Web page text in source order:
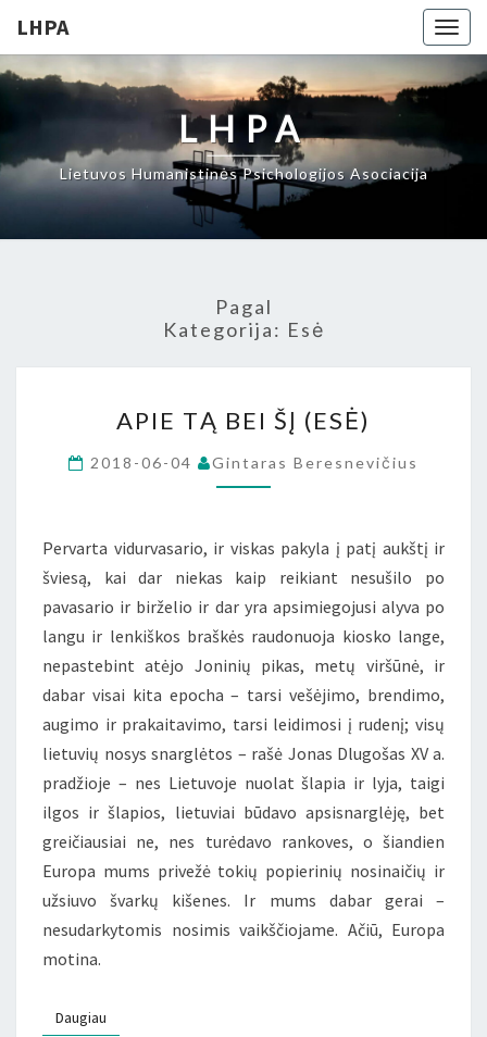
LHPA
LHPA
Lietuvos Humanistinės Psichologijos Asociacija
Pagal
Kategorija: Esė
TĄ
BEI
ŠĮ
APIE TĄ BEI ŠĮ (ESĖ)
2018-06-04 Gintaras Beresnevičius
Pervarta vidurvasario, ir viskas pakyla į patį aukštį ir
šviesą, kai dar niekas kaip reikiant nesušilo po
pavasario ir birželio ir dar yra apsimiegojusi alyva po
langu ir lenkiškos braškės raudonuoja kiosko lange,
nepastebint atėjo Joninių pikas, metų viršūnė, ir
dabar visai kita epocha – tarsi vešėjimo, brendimo,
augimo ir prakaitavimo, tarsi leidimosi į rudenį; visų
lietuvių nosys snarglėtos – rašė Jonas Dlugošas XV a.
pradžioje – nes Lietuvoje nuolat šlapia ir lyja, taigi
ilgos ir šlapios, lietuviai būdavo apsisnarglėję, bet
greičiausiai ne, nes turėdavo rankoves, o šiandien
Europa mums privežė tokių popierinių nosinaičių ir
užsiuvo švarkų kišenes. Ir mums dabar gerai –
nesudarkytomis nosimis vaikščiojame. Ačiū, Europa
motina.
Daugiau